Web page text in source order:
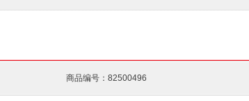
商品编号：82500496